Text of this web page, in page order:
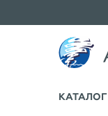
КАТАЛОГ